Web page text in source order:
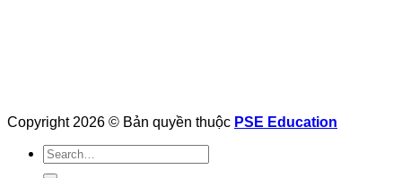
Copyright 2026 © Bản quyền thuộc PSE Education